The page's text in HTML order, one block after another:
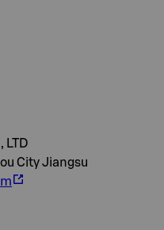
LTD
City Jiangsu